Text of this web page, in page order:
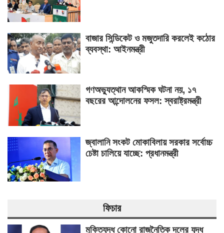
বাজার সিন্ডিকেট ও মজুতদারি করলেই কঠোর
ব্যবস্থা: আইনমন্ত্রী
গণঅভ্যুত্থান আকস্মিক ঘটনা নয়, ১৭
বছরের আন্দোলনের ফসল: স্বরাষ্ট্রমন্ত্রী
জ্বালানি সংকট মোকাবিলায় সরকার সর্বোচ্চ
চেষ্টা চালিয়ে যাচ্ছে: প্রধানমন্ত্রী
ফিচার
মুক্তিযুদ্ধ কোনো রাজনৈতিক দলের যুদ্ধ